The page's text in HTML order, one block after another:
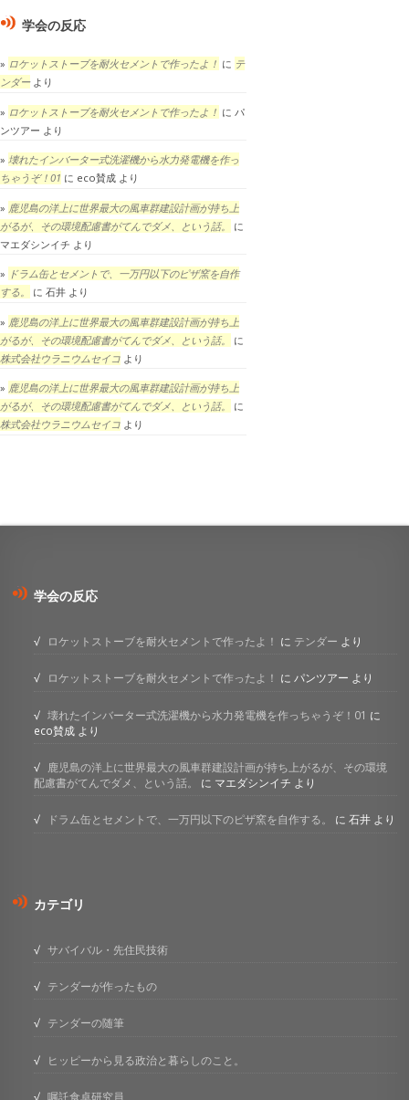
学会の反応
ロケットストーブを耐火セメントで作ったよ！ に テ
ンダーより
ロケットストーブを耐火セメントで作ったよ！ に パ
ンツアー より
壊れたインバーター式洗濯機から水力発電機を作っ
ちゃうぞ！01 に eco賛成 より
鹿児島の洋上に世界最大の風車群建設計画が持ち上
がるが、その環境配慮書がてんでダメ、という話。
に
マエダシンイチ より
ドラム缶とセメントで、一万円以下のピザ窯を自作
する。
に 石井 より
鹿児島の洋上に世界最大の風車群建設計画が持ち上
がるが、その環境配慮書がてんでダメ、という話。
に
株式会社ウラニウムセイコ より
鹿児島の洋上に世界最大の風車群建設計画が持ち上
がるが、その環境配慮書がてんでダメ、という話。
に
株式会社ウラニウムセイコ より
学会の反応
ロケットストーブを耐火セメントで作ったよ！ に テンダー より
ロケットストーブを耐火セメントで作ったよ！ にパンツアー より
壊れたインバーター式洗濯機から水力発電機を作っちゃうぞ！01 に
eco賛成 より
鹿児島の洋上に世界最大の風車群建設計画が持ち上がるが、その環境
配慮書がてんでダメ、という話。
に マエダシンイチ より
ドラム缶とセメントで、一万円以下のピザ窯を自作する。 に石井 より
カテゴリ
サバイバル・先住民技術
テンダーが作ったもの
テンダーの随筆
ヒッピーから見る政治と暮らしのこと。
嘱託食卓研究員